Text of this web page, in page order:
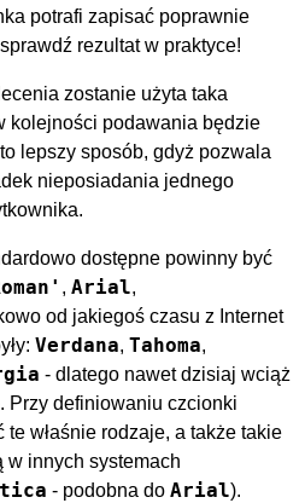
potrafi zapisać poprawnie
rezultat w praktyce!
zostanie użyta taka
kolejności podawania będzie
lepszy sposób, gdyż pozwala
nieposiadania jednego
dostępne powinny być
, Arial,
od jakiegoś czasu z Internet
Verdana, Tahoma,
- dlatego nawet dzisiaj wciąż
Przy definiowaniu czcionki
właśnie rodzaje, a także takie
w innych systemach
- podobna do Arial).